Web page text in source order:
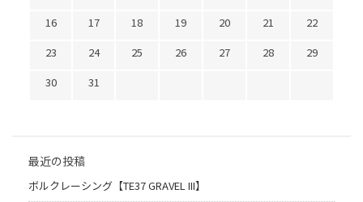
16 17 18 19 20 21
22
23
24 25 26 27 28
29
30
31
最近の投稿
ボルクレーシング【TE37 GRAVEL III】